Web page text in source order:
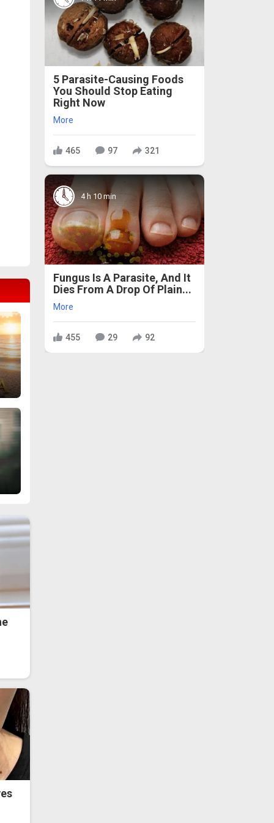
5 Parasite-Causing Foods
You Should Stop Eating
Right Now
More
465 97 321
4 h 10 min
Fungus Is A Parasite, And It
Dies From A Drop Of Plain...
More
455 29 92